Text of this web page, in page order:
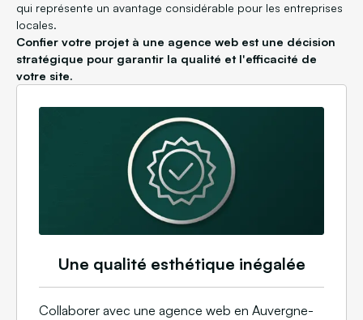
qui représente un avantage considérable pour les entreprises
locales.
Confier votre projet à une agence web est une décision
stratégique pour garantir la qualité et l'efficacité de
votre site.
Une qualité esthétique inégalée
Collaborer avec une agence web en Auvergne-